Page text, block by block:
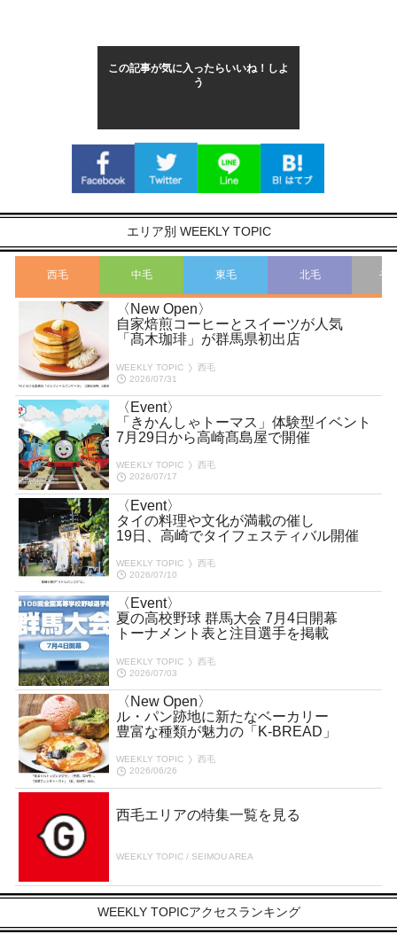
この記事が気に入ったらいいね！しよ
う
エリア別 WEEKLY TOPIC
西毛 中毛 東毛 北毛 そ
〈New Open〉
自家焙煎コーヒーとスイーツが人気
「髙木珈琲」が群馬県初出店
WEEKLY TOPIC
西毛
2026/07/31
〈Event〉
「きかんしゃトーマス」体験型イベント
7月29日から高崎髙島屋で開催
WEEKLY TOPIC
西毛
2026/07/17
〈Event〉
タイの料理や文化が満載の催し
19日、高崎でタイフェスティバル開催
WEEKLY TOPIC
西毛
2026/07/10
〈Event〉
夏の高校野球 群馬大会 7月4日開幕
トーナメント表と注目選手を掲載
WEEKLY TOPIC
西毛
2026/07/03
〈New Open〉
ル・パン跡地に新たなベーカリー
豊富な種類が魅力の「K-BREAD」
WEEKLY TOPIC
西毛
2026/06/26
西毛エリアの特集一覧を見る
WEEKLY TOPIC / SEIMOU AREA
WEEKLY TOPICアクセスランキング